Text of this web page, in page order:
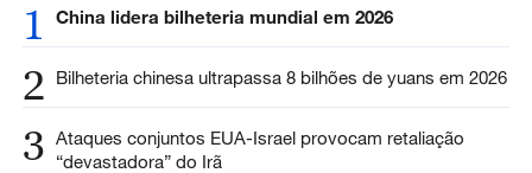
1 China lidera bilheteria mundial em 2026
2 Bilheteria chinesa ultrapassa 8 bilhões de yuans em 2026
3 Ataques conjuntos EUA-Israel provocam retaliação
“devastadora” do Irã